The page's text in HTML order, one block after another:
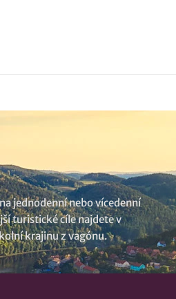
jednodenní nebo vícedenní
turistické cíle najdete v
krajinu z vagónu.